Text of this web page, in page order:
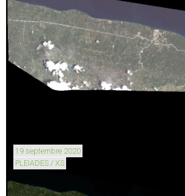
19 septembre 2020
PLEIADES / XS